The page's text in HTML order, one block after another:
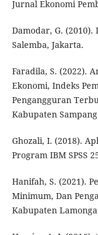
Jurnal Ekonomi
Damodar, G. (2010).
Salemba, Jakarta.
Faradila, S. (2022).
Ekonomi, Indeks
Pengangguran
Kabupaten
Ghozali, I. (2018).
Program IBM SPSS
Hanifah, S. (2021).
Minimum, Dan
Kabupaten